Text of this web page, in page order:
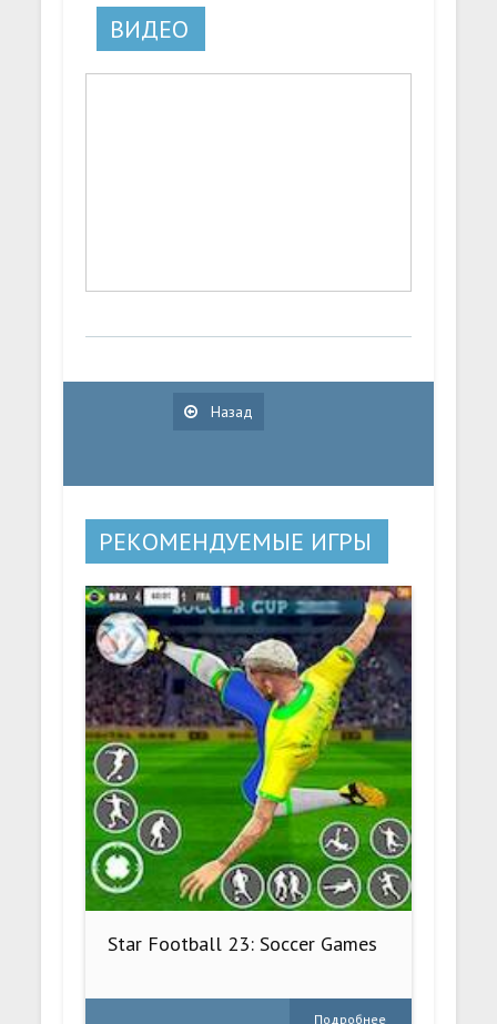
ВИДЕО
Назад
РЕКОМЕНДУЕМЫЕ ИГРЫ
Star Football 23: Soccer Games
Подробнее